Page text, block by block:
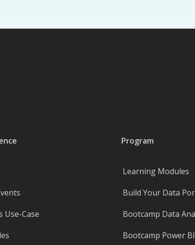
Use-Case
Program
Learning Modules
Build Your Data
Bootcamp Data
Bootcamp Power BI